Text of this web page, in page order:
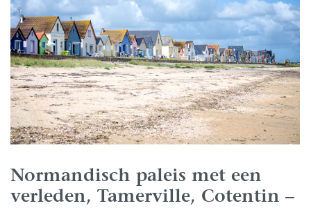
Normandisch paleis met een
verleden, Tamerville, Cotentin –